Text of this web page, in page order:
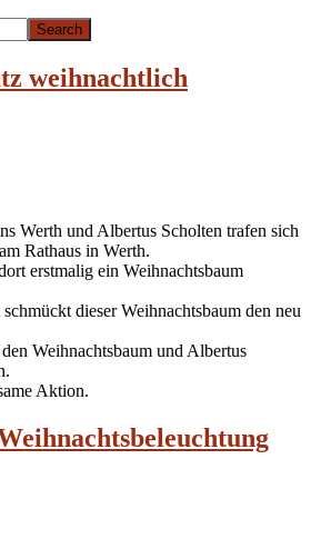
weihnachtlich
Werth und Albertus Scholten trafen sich
Rathaus in Werth.
erstmalig ein Weihnachtsbaum
dieser Weihnachtsbaum den neu
Weihnachtsbaum und Albertus
Aktion.